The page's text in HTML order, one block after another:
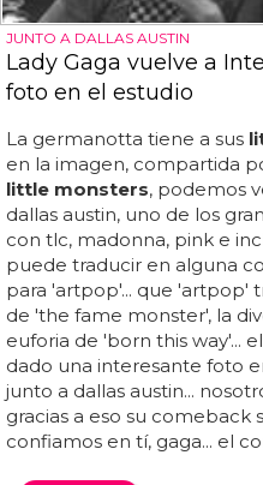
JUNTO A DALLAS AUSTIN
Lady Gaga vuelve a
foto en el estudio
La germanotta tiene a sus
en la imagen, compartida
little monsters, podemos
dallas austin, uno de los
con tlc, madonna, pink e
puede traducir en alguna
para 'artpop'... que 'artpop'
de 'the fame monster', la
euforia de 'born this way'...
dado una interesante foto
junto a dallas austin...
gracias a eso su comeback
confiamos en tí, gaga... el